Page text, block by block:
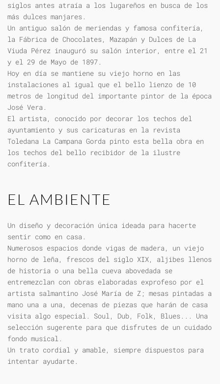
siglos antes atraía a los lugareños en busca de los
más dulces manjares.
Un antiguo salón de meriendas y famosa confitería,
la Fábrica de Chocolates, Mazapán y Dulces de La
Viuda Pérez inauguró su salón interior, entre el 21
y el 29 de Mayo de 1897.
Hoy en día se mantiene su viejo horno en las
instalaciones al igual que el bello lienzo de 10
metros de longitud del importante pintor de la época
José Vera.
El artista, conocido por decorar los techos del
ayuntamiento y sus caricaturas en la revista
Toledana La Campana Gorda pinto esta bella obra en
los techos del bello recibidor de la ilustre
confitería.
EL AMBIENTE
Un diseño y decoración única ideada para hacerte
sentir como en casa.
Numerosos espacios donde vigas de madera, un viejo
horno de leña, frescos del siglo XIX, aljibes llenos
de historia o una bella cueva abovedada se
entremezclan con obras elaboradas exprofeso por el
artista salmantino José María de Z; mesas pintadas a
mano una a una, decenas de piezas que harán de casa
visita algo especial. Soul, Dub, Folk, Blues... Una
selección sugerente para que disfrutes de un cuidado
fondo musical.
Un trato cordial y amable, siempre dispuestos para
intentar ayudarte.